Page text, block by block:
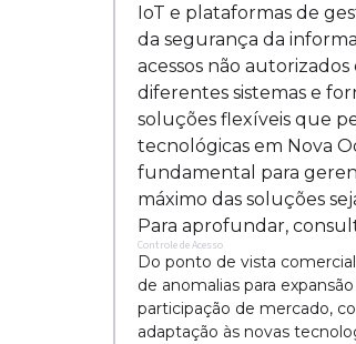
IoT e plataformas de
da segurança da
acessos não
diferentes sistemas e
soluções flexíveis que
tecnológicas em Nova
fundamental para
máximo das soluções
Para aprofundar,
Controle de Acesso
Do ponto de vista
de anomalias para
participação de mercado,
adaptação às novas